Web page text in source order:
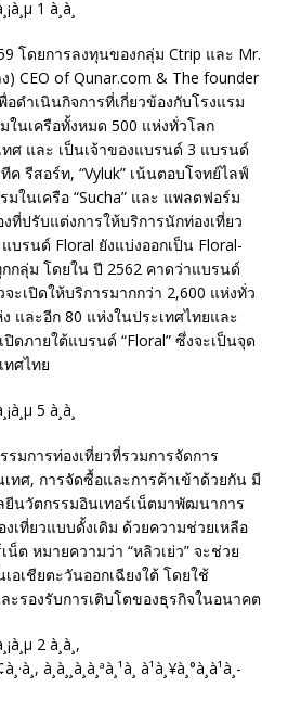
โดยการลงทุนของกลุ่ม Ctrip และ Mr.
) CEO of Qunar.com & The founder
อดำเนินกิจการที่เกี่ยวข้องกับโรงแรม
ในเครือทั้งหมด 500 แห่งทั่วโลก
ศ และ เป็นเจ้าของแบรนด์ 3 แบรนด์
ค รีสอร์ท, “Vyluk” เน้นตอบโจทย์ไลฟ์
ในเครือ “Sucha” และ แพลตฟอร์ม
ที่ปรับแต่งการให้บริการนักท่องเที่ยว
บรนด์ Floral ยังแบ่งออกเป็น Floral-
กลุ่ม โดยใน ปี 2562 คาดว่าแบรนด์
ะเปิดให้บริการมากกว่า 2,600 แห่งทั่ว
และอีก 80 แห่งในประเทศไทยและ
ปิดภายใต้แบรนด์ “Floral” ซึ่งจะเป็นจุด
ศไทย
รมการท่องเที่ยวที่รวมการจัดการ
ทศ, การจัดซื้อและการค้าเข้าด้วยกัน มี
นวัตกรรมอินเทอร์เน็ตมาพัฒนาการ
เที่ยวแบบดั้งเดิม ด้วยความช่วยเหลือ
ต หมายความว่า “หลิวเย่ว” จะช่วย
อเชียตะวันออกเฉียงใต้ โดยใช้
ะรองรับการเติบโตของธุรกิจในอนาคต